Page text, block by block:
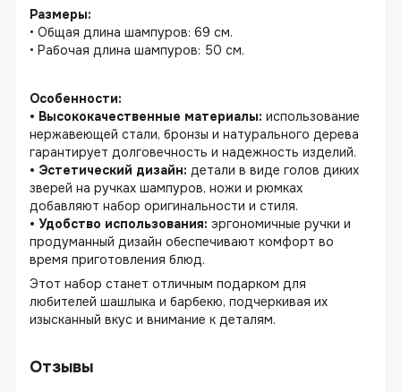
Размеры:
• Общая длина шампуров: 69 см.
• Рабочая длина шампуров: 50 см.
Особенности:
• Высококачественные материалы: использование
нержавеющей стали, бронзы и натурального дерева
гарантирует долговечность и надежность изделий.
• Эстетический дизайн: детали в виде голов диких
зверей на ручках шампуров, ножи и рюмках
добавляют набор оригинальности и стиля.
• Удобство использования: эргономичные ручки и
продуманный дизайн обеспечивают комфорт во
время приготовления блюд.
Этот набор станет отличным подарком для
любителей шашлыка и барбекю, подчеркивая их
изысканный вкус и внимание к деталям.
Отзывы